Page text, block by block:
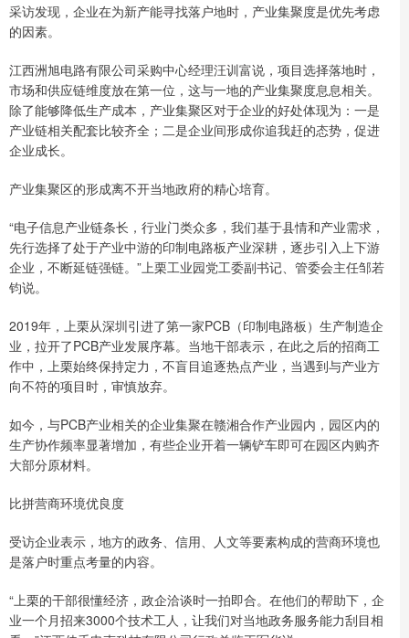
采访发现，企业在为新产能寻找落户地时，产业集聚度是优先考虑
的因素。
江西洲旭电路有限公司采购中心经理汪训富说，项目选择落地时，
市场和供应链维度放在第一位，这与一地的产业集聚度息息相关。
除了能够降低生产成本，产业集聚区对于企业的好处体现为：一是
产业链相关配套比较齐全；二是企业间形成你追我赶的态势，促进
企业成长。
产业集聚区的形成离不开当地政府的精心培育。
“电子信息产业链条长，行业门类众多，我们基于县情和产业需求，
先行选择了处于产业中游的印制电路板产业深耕，逐步引入上下游
企业，不断延链强链。”上栗工业园党工委副书记、管委会主任邹若
钧说。
2019年，上栗从深圳引进了第一家PCB（印制电路板）生产制造企
业，拉开了PCB产业发展序幕。当地干部表示，在此之后的招商工
作中，上栗始终保持定力，不盲目追逐热点产业，当遇到与产业方
向不符的项目时，审慎放弃。
如今，与PCB产业相关的企业集聚在赣湘合作产业园内，园区内的
生产协作频率显著增加，有些企业开着一辆铲车即可在园区内购齐
大部分原材料。
比拼营商环境优良度
受访企业表示，地方的政务、信用、人文等要素构成的营商环境也
是落户时重点考量的内容。
“上栗的干部很懂经济，政企洽谈时一拍即合。在他们的帮助下，企
业一个月招来3000个技术工人，让我们对当地政务服务能力刮目相